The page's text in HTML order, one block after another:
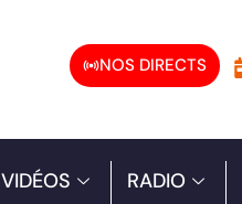
NOS DIRECTS
VIDÉOS RADIO